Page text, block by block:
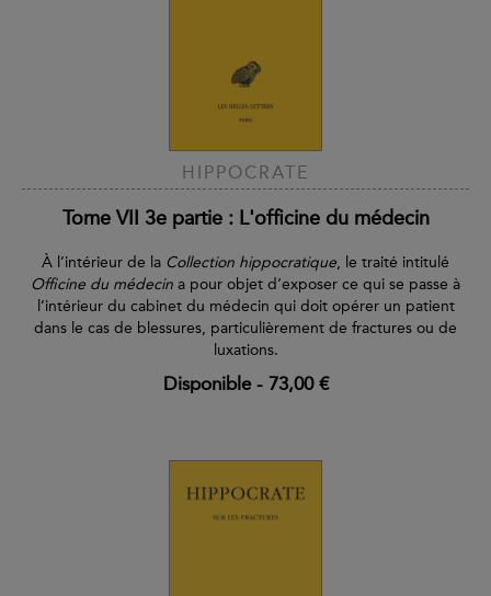
HIPPOCRATE
Tome VII 3e partie : L'officine du médecin
À l’intérieur de la Collection hippocratique, le traité intitulé
Officine du médecin a pour objet d’exposer ce qui se passe à
l’intérieur du cabinet du médecin qui doit opérer un patient
dans le cas de blessures, particulièrement de fractures ou de
luxations.
Disponible- 73,00 €